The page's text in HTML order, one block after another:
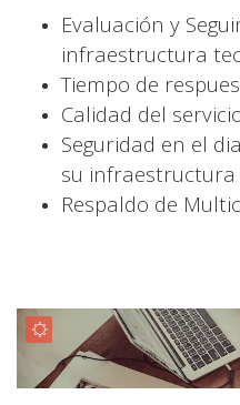
Evaluación y
infraestructura
Tiempo de
Calidad del
Seguridad en el
su infraestructura
Respaldo de